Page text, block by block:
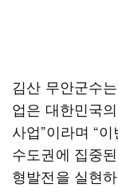
김산 무안군수
업은 대한민국
사업”이라며 “
수도권에 집중
형발전을 실현